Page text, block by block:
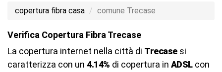
copertura fibra casa comune Trecase
Verifica Copertura Fibra Trecase
La copertura internet nella città di Trecasesi
caratterizza con un 4.14% di copertura in ADSLcon